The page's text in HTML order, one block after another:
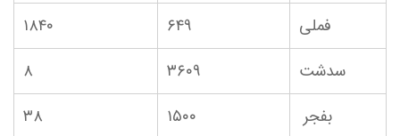
فملی
۶۴۹
۱۸۴۰
سدشت
۳۶۰۹
۸
بفجر
۱۵۰۰
۳۸